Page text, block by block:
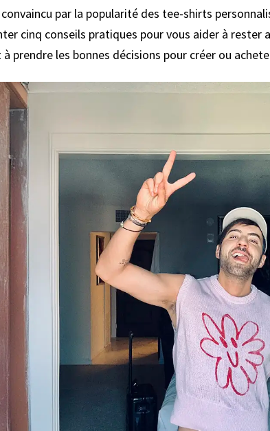
par la popularité des tee-shirts
cinq conseils pratiques pour vous aider à
prendre les bonnes décisions pour créer ou